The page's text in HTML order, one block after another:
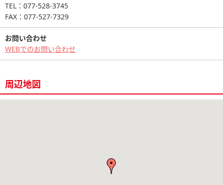
TEL：077-528-3745
FAX：077-527-7329
お問い合わせ
WEBでのお問い合わせ
周辺地図